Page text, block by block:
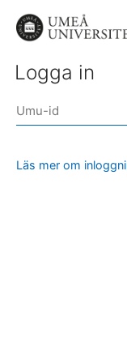
Logga in
Läs mer om